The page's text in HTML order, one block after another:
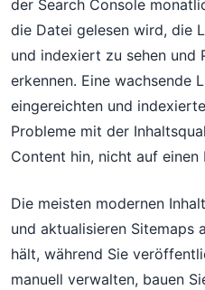
der Search Console
die Datei gelesen wird, die
und indexiert zu sehen und
erkennen. Eine wachsende
eingereichten und
Probleme mit der
Content hin, nicht auf einen
Die meisten modernen
und aktualisieren Sitemaps
hält, während Sie
manuell verwalten, bauen